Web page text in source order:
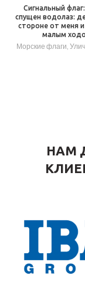
Сигнальный
спущен водолаз:
стороне от меня
малым
Морские флаги,
НАМ